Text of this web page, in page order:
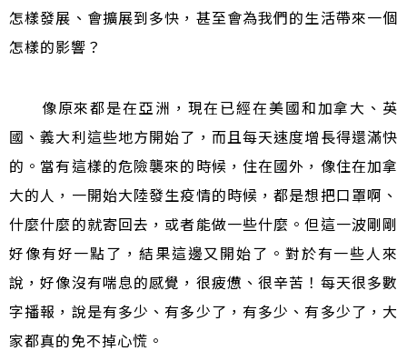
怎樣發展、會擴展到多快，甚至會為我們的生活帶來一個
怎樣的影響？
像原來都是在亞洲，現在已經在美國和加拿大、英
國、義大利這些地方開始了，而且每天速度增長得還滿快
的。當有這樣的危險襲來的時候，住在國外，像住在加拿
大的人，一開始大陸發生疫情的時候，都是想把口罩啊、
什麼什麼的就寄回去，或者能做一些什麼。但這一波剛剛
好像有好一點了，結果這邊又開始了。對於有一些人來
說，好像沒有喘息的感覺，很疲憊、很辛苦！每天很多數
字播報，說是有多少、有多少了，有多少、有多少了，大
家都真的免不掉心慌。